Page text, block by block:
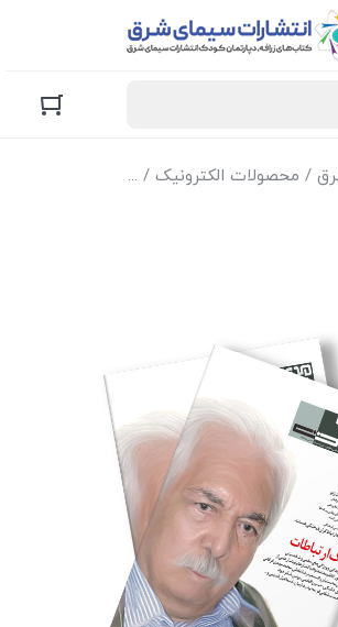
/ محصولات الکترونیک / نسخه الکترونیک